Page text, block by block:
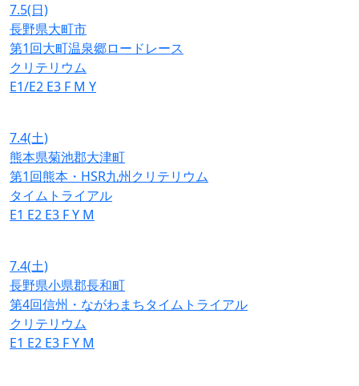
7.5(日)
長野県大町市
第1回大町温泉郷ロードレース
クリテリウム
E1/E2 E3 F M Y
7.4(土)
熊本県菊池郡大津町
第1回熊本・HSR九州クリテリウム
タイムトライアル
E1 E2 E3 FY M
7.4(土)
長野県小県郡長和町
第4回信州・ながわまちタイムトライアル
クリテリウム
E1 E2 E3 FY M